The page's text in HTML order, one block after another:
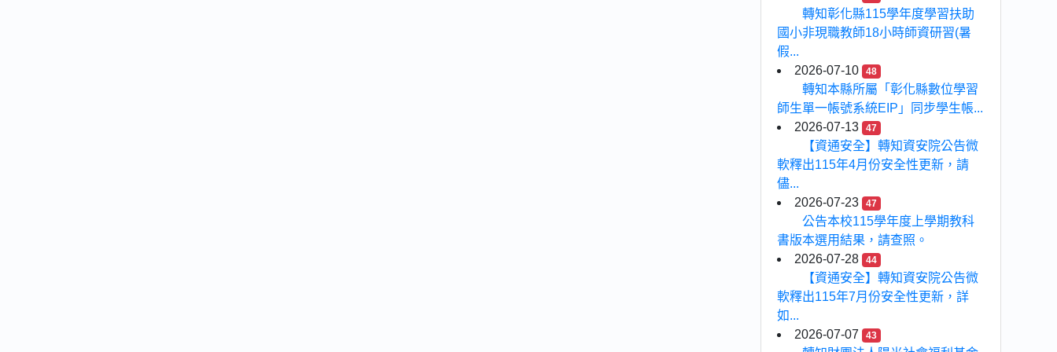
轉知彰化縣115學年度學習扶助
國小非現職教師18小時師資研習(暑
假...
2026-07-10
48
轉知本縣所屬「彰化縣數位學習
師生單一帳號系統EIP」同步學生帳...
2026-07-13
47
【資通安全】轉知資安院公告微
軟釋出115年4月份安全性更新，請
儘...
2026-07-23
47
公告本校115學年度上學期教科
書版本選用結果，請查照。
2026-07-28
44
【資通安全】轉知資安院公告微
軟釋出115年7月份安全性更新，詳
如...
2026-07-07
43